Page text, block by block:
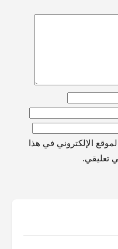
الإلكتروني في هذا
تعليقي.